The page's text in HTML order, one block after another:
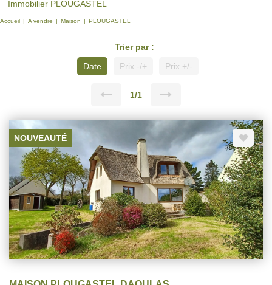
Immobilier PLOUGASTEL
Accueil A vendre Maison PLOUGASTEL
Trier par :
Date
Prix -/+ Prix +/-
1/1
NOUVEAUTÉ